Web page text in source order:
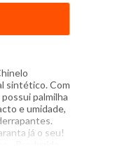
sintético. Com
palmilha
e umidade,
já o seu!
- Produzido